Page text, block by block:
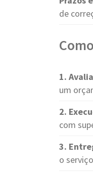
de
1.
um
2.
com
3.
o